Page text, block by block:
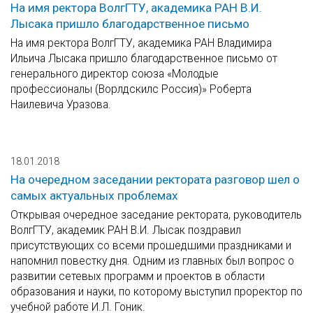
На имя ректора ВолгГТУ, академика РАН В.И.
Лысака пришло благодарственное письмо
На имя ректора ВолгГТУ, академика РАН Владимира
Ильича Лысака пришло благодарственное письмо от
генерального директор союза «Молодые
профессионалы (Ворлдскилс Россия)» Роберта
Наилевича Уразова.
18.01.2018
На очередном заседании ректората разговор шел о
самых актуальных проблемах
Открывая очередное заседание ректората, руководитель
ВолгГТУ, академик РАН В.И. Лысак поздравил
присутствующих со всеми прошедшими праздниками и
напомнил повестку дня. Одним из главных был вопрос о
развитии сетевых программ и проектов в области
образования и науки, по которому выступил проректор по
учебной работе И.Л. Гоник.